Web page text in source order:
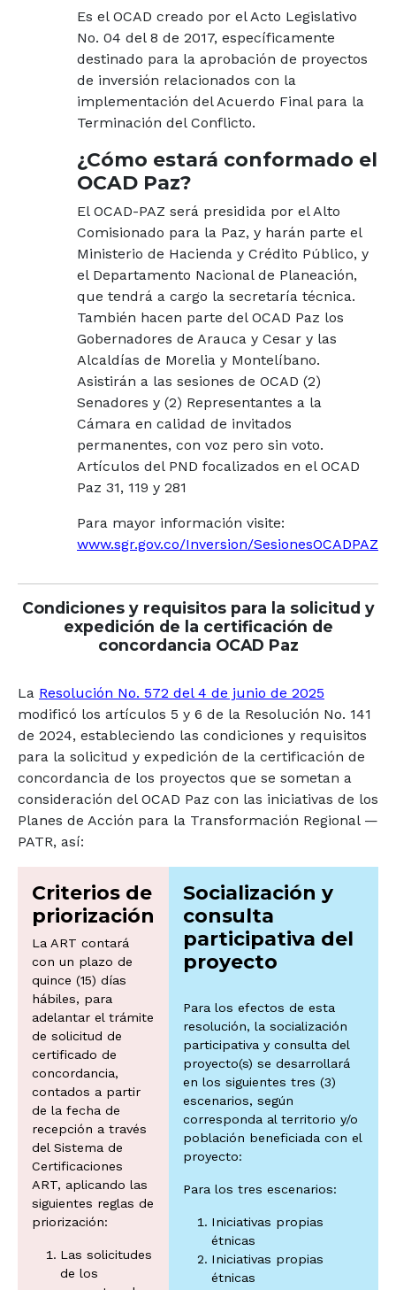
Es el OCAD creado por el Acto Legislativo
No. 04 del 8 de 2017, específicamente
destinado para la aprobación de proyectos
de inversión relacionados con la
implementación del Acuerdo Final para la
Terminación del Conflicto.
¿Cómo estará conformado el
OCAD Paz?
El OCAD-PAZ será presidida por el Alto
Comisionado para la Paz, y harán parte el
Ministerio de Hacienda y Crédito Público, y
el Departamento Nacional de Planeación,
que tendrá a cargo la secretaría técnica.
También hacen parte del OCAD Paz los
Gobernadores de Arauca y Cesar y las
Alcaldías de Morelia y Montelíbano.
Asistirán a las sesiones de OCAD (2)
Senadores y (2) Representantes a la
Cámara en calidad de invitados
permanentes, con voz pero sin voto.
Artículos del PND focalizados en el OCAD
Paz 31, 119 y 281
Para mayor información visite:
www.sgr.gov.co/Inversion/SesionesOCADPAZ
Condiciones y requisitos para la solicitud y
expedición de la certificación de
concordancia OCAD Paz
La Resolución No. 572 del 4 de junio de 2025
modificó los artículos 5 y 6 de la Resolución No. 141
de 2024, estableciendo las condiciones y requisitos
para la solicitud y expedición de la certificación de
concordancia de los proyectos que se sometan a
consideración del OCAD Paz con las iniciativas de los
Planes de Acción para la Transformación Regional —
PATR, así:
Criterios de
priorización
La ART contará
con un plazo de
quince (15) días
hábiles, para
adelantar el trámite
de solicitud de
certificado de
concordancia,
contados a partir
de la fecha de
recepción a través
del Sistema de
Certificaciones
ART, aplicando las
siguientes reglas de
priorización:
Las solicitudes
de los
Socialización y
consulta
participativa del
proyecto
Para los efectos de esta
resolución, la socialización
participativa y consulta del
proyecto(s) se desarrollará
en los siguientes tres (3)
escenarios, según
corresponda al territorio y/o
población beneficiada con el
proyecto:
Para los tres escenarios:
Iniciativas propias
étnicas
Iniciativas propias
étnicas